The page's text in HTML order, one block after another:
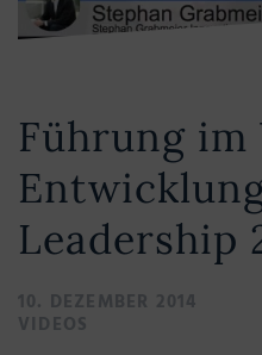
Führung im
Leadership
10. DEZEMBER 2014
VIDEOS